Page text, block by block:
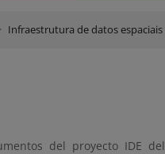
Infraestrutura de datos espaciais
del proyecto IDE del